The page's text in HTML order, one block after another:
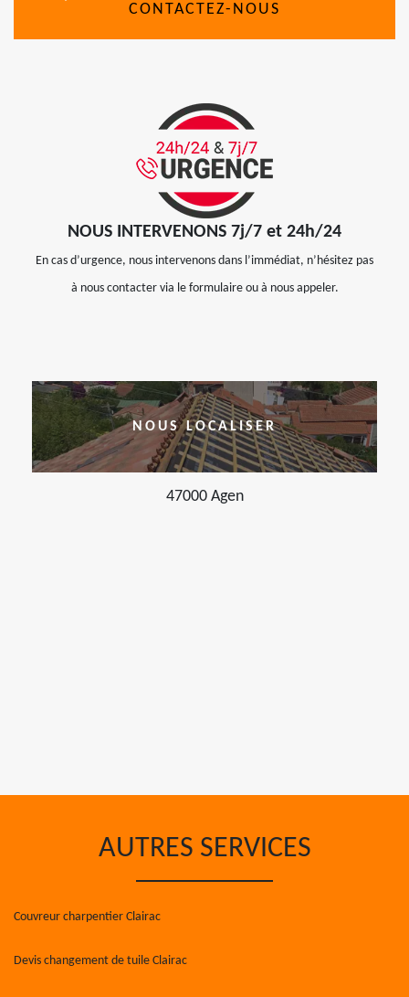
CONTACTEZ-NOUS
NOUS INTERVENONS 7j/7 et 24h/24
En cas d’urgence, nous intervenons dans l’immédiat, n’hésitez pas
à nous contacter via le formulaire ou à nous appeler.
NOUS LOCALISER
47000 Agen
AUTRES SERVICES
Couvreur charpentier Clairac
Devis changement de tuile Clairac